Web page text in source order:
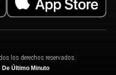
los derechos reservados.
Último Minuto